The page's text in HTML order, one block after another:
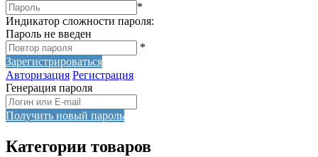
*
Индикатор сложности пароля:
Пароль не введен
*
Зарегистрироваться
Авторизация Регистрация
Генерация пароля
Получить новый пароль
Категории товаров